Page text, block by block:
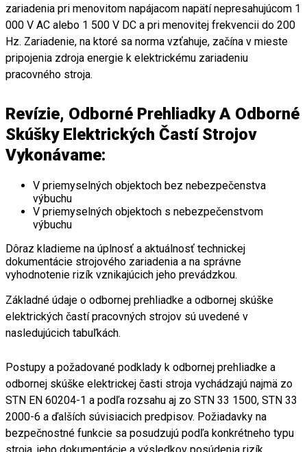
zariadenia pri menovitom napájacom napätí nepresahujúcom 1
000 V AC alebo 1 500 V DC a pri menovitej frekvencii do 200
Hz. Zariadenie, na ktoré sa norma vzťahuje, začína v mieste
pripojenia zdroja energie k elektrickému zariadeniu
pracovného stroja.
Revízie, Odborné Prehliadky A Odborné
Skúšky Elektrických Častí Strojov
Vykonávame:
V priemyselných objektoch bez nebezpečenstva
výbuchu
V priemyselných objektoch s nebezpečenstvom
výbuchu
Dôraz kladieme na úplnosť a aktuálnosť technickej
dokumentácie strojového zariadenia a na správne
vyhodnotenie rizík vznikajúcich jeho prevádzkou.
Základné údaje o odbornej prehliadke a odbornej skúške
elektrických častí pracovných strojov sú uvedené v
nasledujúcich tabuľkách.
Postupy a požadované podklady k odbornej prehliadke a
odbornej skúške elektrickej časti stroja vychádzajú najmä zo
STN EN 60204-1 a podľa rozsahu aj zo STN 33 1500, STN 33
2000-6 a ďalších súvisiacich predpisov. Požiadavky na
bezpečnostné funkcie sa posudzujú podľa konkrétneho typu
stroja, jeho dokumentácie a výsledkov posúdenia rizík.